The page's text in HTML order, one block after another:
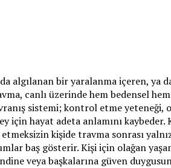
algılanan bir yaralanma içeren,
canlı üzerinde hem bedensel
sistemi; kontrol etme
için hayat adeta anlamını
kişide travma sonrası
baş gösterir. Kişi için olağan
veya başkalarına güven